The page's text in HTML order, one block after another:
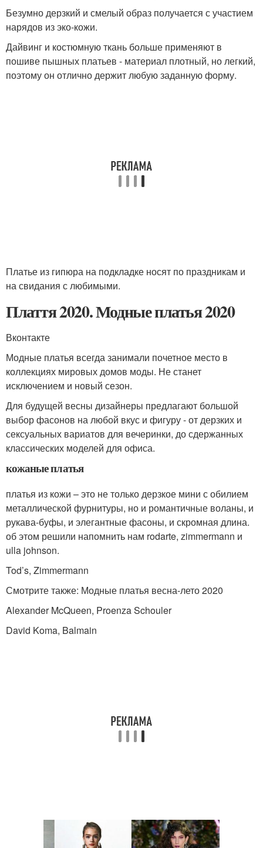
Безумно дерзкий и смелый образ получается с участием
нарядов из эко-кожи.
Дайвинг и костюмную ткань больше применяют в
пошиве пышных платьев - материал плотный, но легкий,
поэтому он отлично держит любую заданную форму.
Платье из гипюра на подкладке носят по праздникам и
на свидания с любимыми.
Плаття 2020. Модные платья 2020
Вконтакте
Модные платья всегда занимали почетное место в
коллекциях мировых домов моды. Не станет
исключением и новый сезон.
Для будущей весны дизайнеры предлагают большой
выбор фасонов на любой вкус и фигуру - от дерзких и
сексуальных вариатов для вечеринки, до сдержанных
классических моделей для офиса.
кожаные платья
платья из кожи – это не только дерзкое мини с обилием
металлической фурнитуры, но и романтичные воланы, и
рукава-буфы, и элегантные фасоны, и скромная длина.
об этом решили напомнить нам rodarte, zimmermann и
ulla johnson.
Tod’s, Zimmermann
Смотрите также: Модные платья весна-лето 2020
Alexander McQueen, Proenza Schouler
David Koma, Balmain